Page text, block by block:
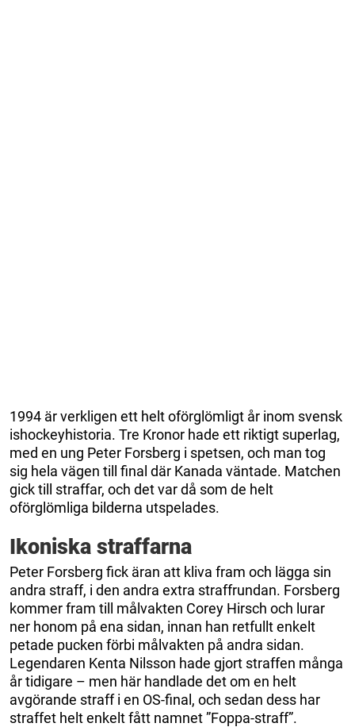
1994 är verkligen ett helt oförglömligt år inom svensk
ishockeyhistoria. Tre Kronor hade ett riktigt superlag,
med en ung Peter Forsberg i spetsen, och man tog
sig hela vägen till final där Kanada väntade. Matchen
gick till straffar, och det var då som de helt
oförglömliga bilderna utspelades.
Ikoniska straffarna
Peter Forsberg fick äran att kliva fram och lägga sin
andra straff, i den andra extra straffrundan. Forsberg
kommer fram till målvakten Corey Hirsch och lurar
ner honom på ena sidan, innan han retfullt enkelt
petade pucken förbi målvakten på andra sidan.
Legendaren Kenta Nilsson hade gjort straffen många
år tidigare – men här handlade det om en helt
avgörande straff i en OS-final, och sedan dess har
straffet helt enkelt fått namnet ”Foppa-straff”.